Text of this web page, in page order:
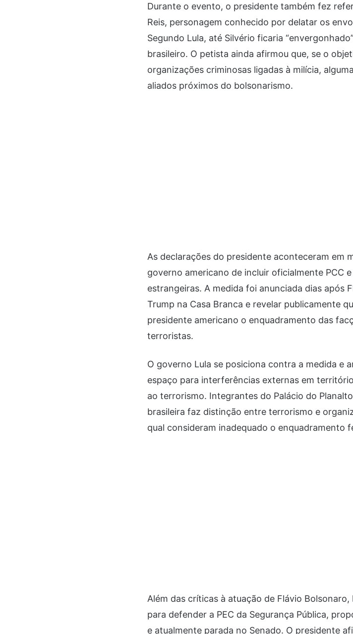
Durante o evento, o presidente também fez
Reis, personagem conhecido por delatar os
Segundo Lula, até Silvério ficaria
brasileiro. O petista ainda afirmou que, se o
organizações criminosas ligadas à milícia,
aliados próximos do bolsonarismo.
As declarações do presidente aconteceram em
governo americano de incluir oficialmente PCC
estrangeiras. A medida foi anunciada dias após
Trump na Casa Branca e revelar publicamente
presidente americano o enquadramento das
terroristas.
O governo Lula se posiciona contra a medida e
espaço para interferências externas em
ao terrorismo. Integrantes do Palácio do
brasileira faz distinção entre terrorismo e
qual consideram inadequado o enquadramento
Além das críticas à atuação de Flávio
para defender a PEC da Segurança Pública,
e atualmente parada no Senado. O presidente